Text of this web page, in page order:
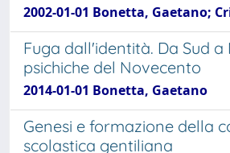
2002-01-01 Bonetta, Gaetano;
Fuga dall'identità. Da Sud a
psichiche del Novecento
2014-01-01 Bonetta, Gaetano
Genesi e formazione della
scolastica gentiliana